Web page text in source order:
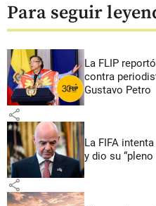
Para seguir
La FLIP
contra
Gustavo Petro
share
La FIFA
y dio su
share